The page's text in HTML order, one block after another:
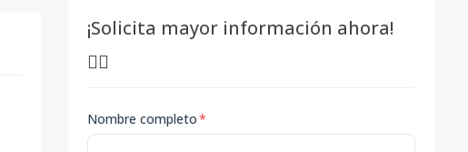
¡Solicita mayor información ahora!
👇🏽
Nombre completo*